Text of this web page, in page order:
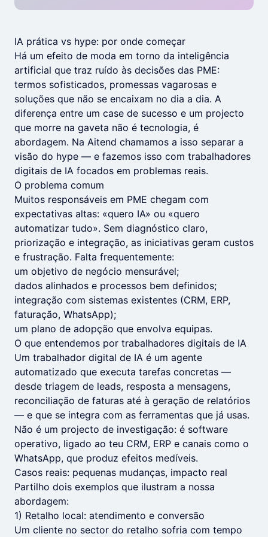
IA prática vs hype: por onde começar
Há um efeito de moda em torno da inteligência
artificial que traz ruído às decisões das PME:
termos sofisticados, promessas vagarosas e
soluções que não se encaixam no dia a dia. A
diferença entre um case de sucesso e um projecto
que morre na gaveta não é tecnologia, é
abordagem. Na Aitend chamamos a isso separar a
visão do hype — e fazemos isso com trabalhadores
digitais de IA focados em problemas reais.
O problema comum
Muitos responsáveis em PME chegam com
expectativas altas: «quero IA» ou «quero
automatizar tudo». Sem diagnóstico claro,
priorização e integração, as iniciativas geram custos
e frustração. Falta frequentemente:
um objetivo de negócio mensurável;
dados alinhados e processos bem definidos;
integração com sistemas existentes (CRM, ERP,
faturação, WhatsApp);
um plano de adopção que envolva equipas.
O que entendemos por trabalhadores digitais de IA
Um trabalhador digital de IA é um agente
automatizado que executa tarefas concretas —
desde triagem de leads, resposta a mensagens,
reconciliação de faturas até à geração de relatórios
— e que se integra com as ferramentas que já usas.
Não é um projecto de investigação: é software
operativo, ligado ao teu CRM, ERP e canais como o
WhatsApp, que produz efeitos medíveis.
Casos reais: pequenas mudanças, impacto real
Partilho dois exemplos que ilustram a nossa
abordagem:
1) Retalho local: atendimento e conversão
Um cliente no sector do retalho sofria com tempo